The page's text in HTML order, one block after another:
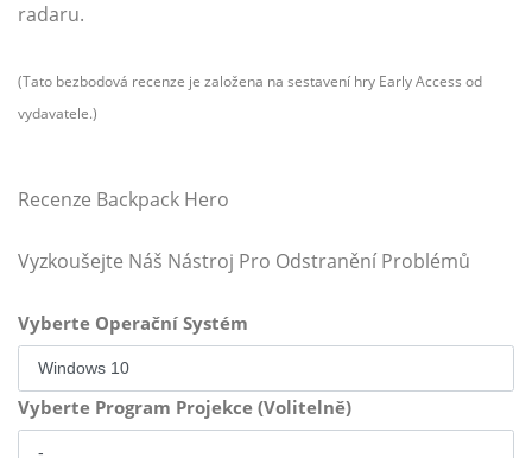
radaru.
(Tato bezbodová recenze je založena na sestavení hry Early Access od
vydavatele.)
Recenze Backpack Hero
Vyzkoušejte Náš Nástroj Pro Odstranění Problémů
Vyberte Operační Systém
Vyberte Program Projekce (Volitelně)